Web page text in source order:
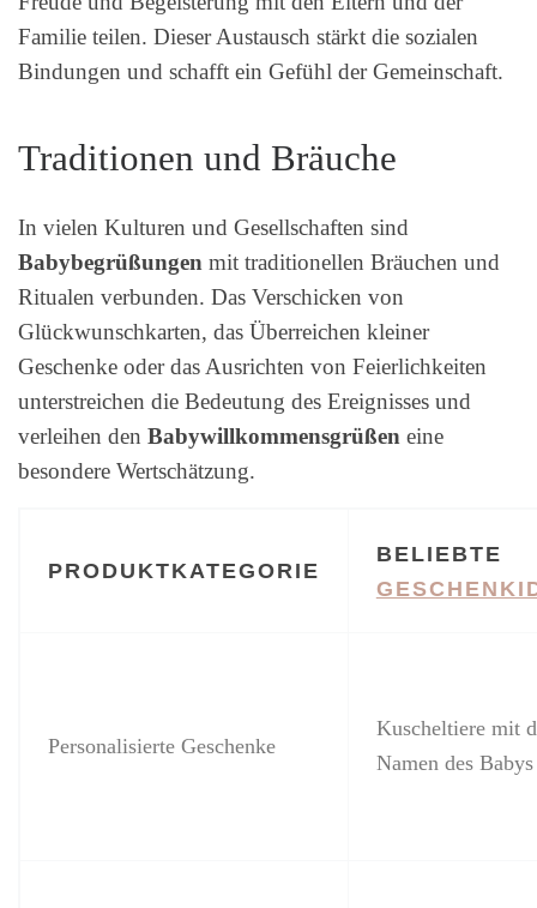
Familie teilen. Dieser Austausch stärkt die sozialen
Bindungen und schafft ein Gefühl der Gemeinschaft.
Traditionen und Bräuche
In vielen Kulturen und Gesellschaften sind
Babybegrüßungen mit traditionellen Bräuchen und
Ritualen verbunden. Das Verschicken von
Glückwunschkarten, das Überreichen kleiner
Geschenke oder das Ausrichten von Feierlichkeiten
unterstreichen die Bedeutung des Ereignisses und
verleihen den Babywillkommensgrüßen eine
besondere Wertschätzung.
PRODUKTKATEGORIE
BELIEBTE
Personalisierte Geschenke
Kuscheltiere mit
Namen des Babys